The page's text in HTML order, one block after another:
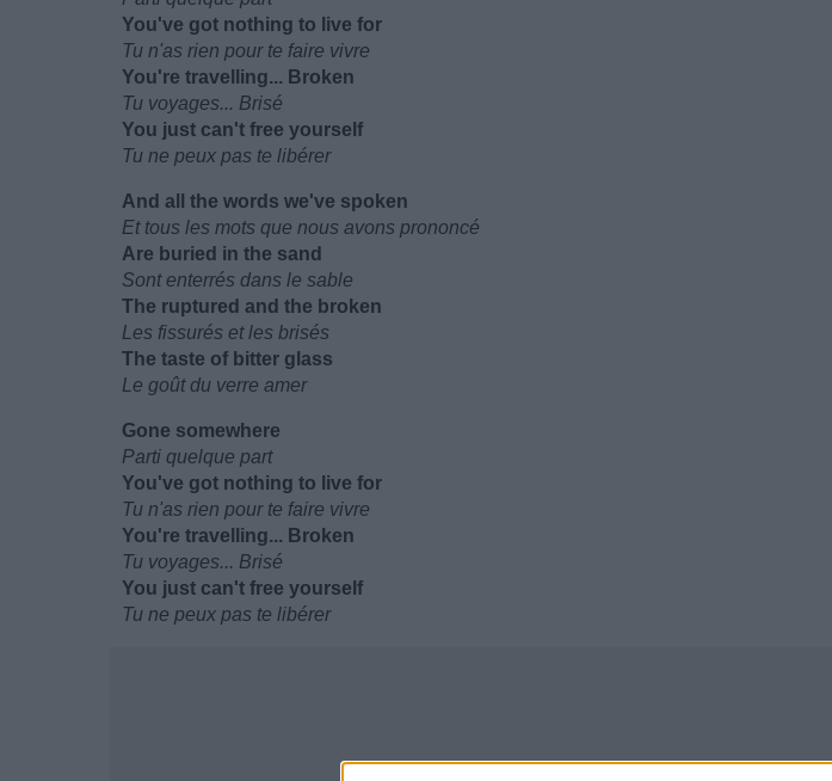
You've got nothing to live for
Tu n'as rien pour te faire vivre
You're travelling... Broken
Tu voyages... Brisé
You just can't free yourself
Tu ne peux pas te libérer
And all the words we've spoken
Et tous les mots que nous avons prononcé
Are buried in the sand
Sont enterrés dans le sable
The ruptured and the broken
Les fissurés et les brisés
The taste of bitter glass
Le goût du verre amer
Gone somewhere
Parti quelque part
You've got nothing to live for
Tu n'as rien pour te faire vivre
You're travelling... Broken
Tu voyages... Brisé
You just can't free yourself
Tu ne peux pas te libérer